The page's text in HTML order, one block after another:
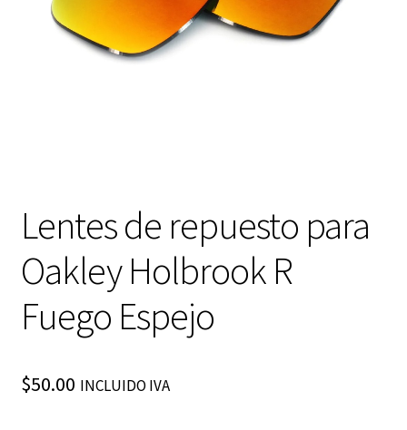
Lentes de repuesto para
Oakley Holbrook R
Fuego Espejo
$50.00 INCLUIDO IVA